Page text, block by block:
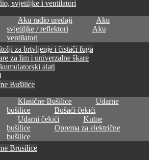
svjetiljke i ventilatori
Aku radio uređaji
Aku
svjetiljke / reflektori
Aku
ventilatori
za brtvljenje i čistači fuga
za lim i univerzalne škare
alati
Bušilice
Klasične Bušilice
Udarne
bušilice
Bušaći čekići
Udarni čekići
Kutne
bušilice
Oprema za električne
bušilice
Brusilice